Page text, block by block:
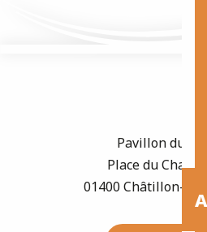
Pavillon du
Place du Champ
01400 Châtillon-